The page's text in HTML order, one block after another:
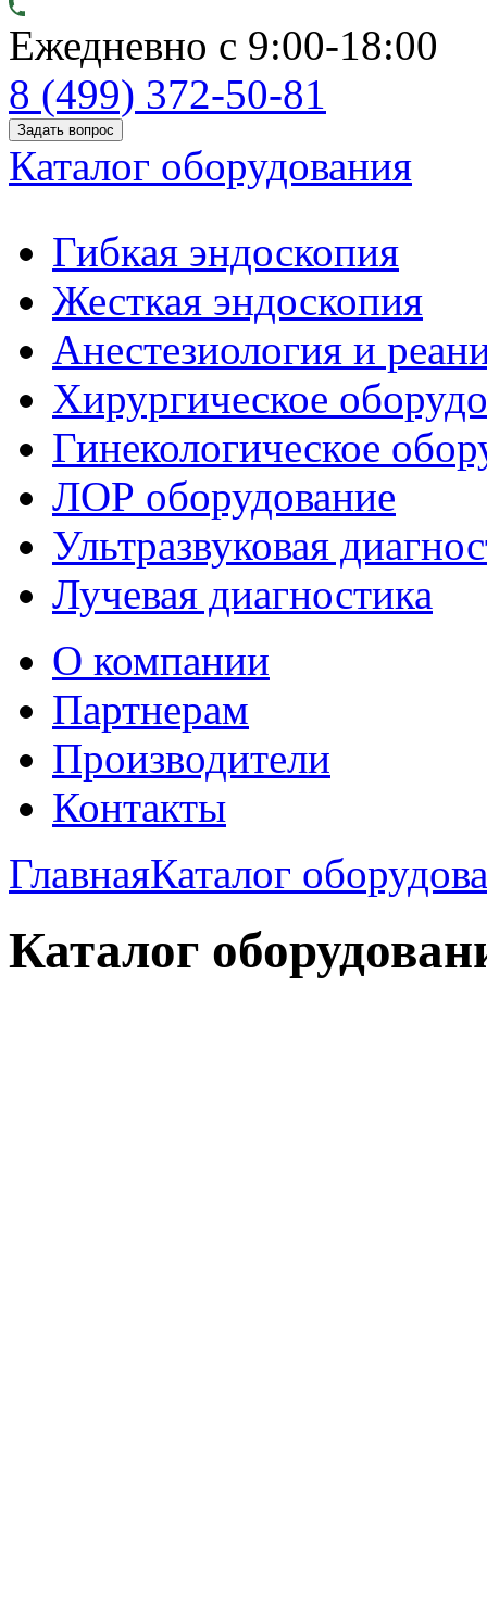
Ежедневно с 9:00-18:00
8 (499) 372-50-81
Задать вопрос
Каталог оборудования
Гибкая эндоскопия
Жесткая эндоскопия
Анестезиология и
Хирургическое
Гинекологическое
ЛОР оборудование
Ультразвуковая
Лучевая диагностика
О компании
Партнерам
Производители
Контакты
ГлавнаяКаталог
Каталог